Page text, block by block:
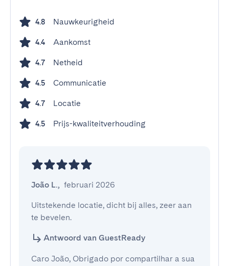
4.8 Nauwkeurigheid
4.4 Aankomst
4.7 Netheid
4.5 Communicatie
4.7 Locatie
4.5 Prijs-kwaliteitverhouding
João L., februari 2026
Uitstekende locatie, dicht bij alles, zeer aan
te bevelen.
Antwoord van GuestReady
Caro João, Obrigado por compartilhar a sua